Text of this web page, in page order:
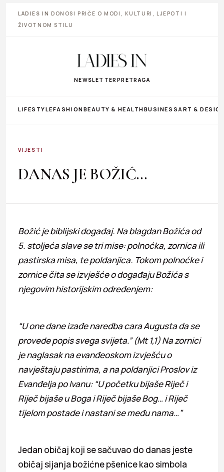
LADIES IN DONOSI PRIČE O MODI, KULTURI, LJEPOTI I
ŽIVOTNOM STILU
NEWSLETTER PRETRAGA
LIFESTYLEFASHIONBEAUTY & HEALTHBUSINESS ART &
VIJESTI
DANAS JE BOŽIĆ…
Božić je biblijski događaj. Na blagdan Božića od
5. stoljeća slave se tri mise: polnoćka, zornica ili
pastirska misa, te poldanjica. Tokom polnoćke i
zornice čita se izvješće o događaju Božića s
njegovim historijskim određenjem:
“U one dane izađe naredba cara Augusta da se
provede popis svega svijeta.” (Mt 1,1) Na zornici
je naglasak na evanđeoskom izvješću o
navještaju pastirima, a na poldanjici Proslov iz
Evanđelja po Ivanu: “U početku bijaše Riječ i
Riječ bijaše u Boga i Riječ bijaše Bog… i Riječ
tijelom postade i nastani se među nama…”
Jedan običaj koji se sačuvao do danas jeste
običaj sijanja božićne pšenice kao simbola